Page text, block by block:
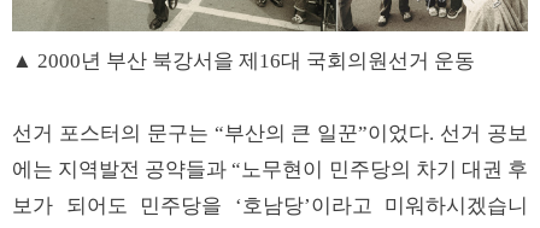
▲ 2000년 부산 북강서을 제16대 국회의원선거 운동
선거 포스터의 문구는 “부산의 큰 일꾼”이었다. 선거 공보
에는 지역발전 공약들과 “노무현이 민주당의 차기 대권 후
보가 되어도 민주당을 ‘호남당’이라고 미워하시겠습니